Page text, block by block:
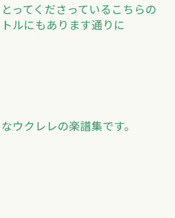
ってくださっているこちらの
ルにもあります通りに
ウクレレの楽譜集です。